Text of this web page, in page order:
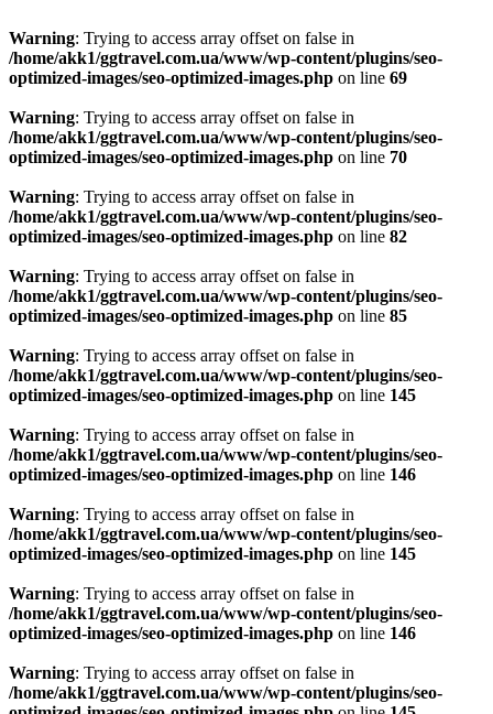
Warning: Trying to access array offset on false in
/home/akk1/ggtravel.com.ua/www/wp-content/plugins/seo-
optimized-images/seo-optimized-images.php on line 69
Warning: Trying to access array offset on false in
/home/akk1/ggtravel.com.ua/www/wp-content/plugins/seo-
optimized-images/seo-optimized-images.php on line 70
Warning: Trying to access array offset on false in
/home/akk1/ggtravel.com.ua/www/wp-content/plugins/seo-
optimized-images/seo-optimized-images.php on line 82
Warning: Trying to access array offset on false in
/home/akk1/ggtravel.com.ua/www/wp-content/plugins/seo-
optimized-images/seo-optimized-images.php on line 85
Warning: Trying to access array offset on false in
/home/akk1/ggtravel.com.ua/www/wp-content/plugins/seo-
optimized-images/seo-optimized-images.php on line 145
Warning: Trying to access array offset on false in
/home/akk1/ggtravel.com.ua/www/wp-content/plugins/seo-
optimized-images/seo-optimized-images.php on line 146
Warning: Trying to access array offset on false in
/home/akk1/ggtravel.com.ua/www/wp-content/plugins/seo-
optimized-images/seo-optimized-images.php on line 145
Warning: Trying to access array offset on false in
/home/akk1/ggtravel.com.ua/www/wp-content/plugins/seo-
optimized-images/seo-optimized-images.php on line 146
Warning: Trying to access array offset on false in
/home/akk1/ggtravel.com.ua/www/wp-content/plugins/seo-